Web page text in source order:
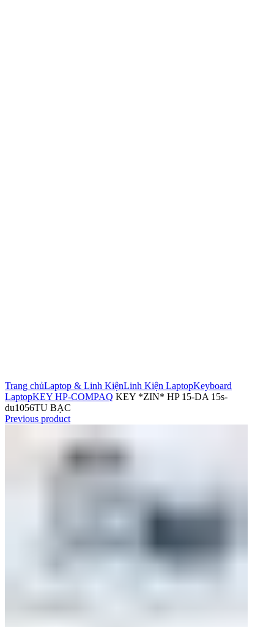
Trang chủLaptop & Linh KiệnLinh Kiện LaptopKeyboard
LaptopKEY HP-COMPAQ KEY *ZIN* HP 15-DA 15s-
du1056TU BẠC
Previous product